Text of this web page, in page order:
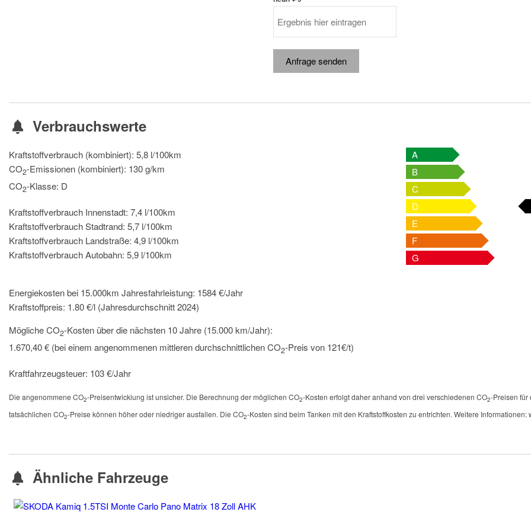
Anfrage senden
Verbrauchswerte
Kraftstoffverbrauch (kombiniert): 5,8 l/100km
CO2-Emissionen (kombiniert): 130 g/km
CO2-Klasse: D
Kraftstoffverbrauch Innenstadt: 7,4 l/100km
Kraftstoffverbrauch Stadtrand: 5,7 l/100km
Kraftstoffverbrauch Landstraße: 4,9 l/100km
Kraftstoffverbrauch Autobahn: 5,9 l/100km
A
B
C
D
E
F
G
Energiekosten bei 15.000km Jahresfahrleistung: 1584 €/Jahr
Kraftstoffpreis: 1.80 €/l (Jahresdurchschnitt 2024)
Mögliche CO2-Kosten über die nächsten 10 Jahre (15.000 km/Jahr):
1.670,40 € (bei einem angenommenen mittleren durchschnittlichen CO2-Preis von 121€/t)
Kraftfahrzeugsteuer: 103 €/Jahr
Die angenommene CO2-Preisentwicklung ist unsicher. Die Berechnung der möglichen CO2-Kosten erfolgt daher anhand von drei verschiedenen CO2-Preisen für
tatsächlichen CO2-Preise können höher oder niedriger ausfallen. Die CO2-Kosten sind beim Tanken mit den Kraftstoffkosten zu entrichten. Weitere Informationen:
Ähnliche Fahrzeuge